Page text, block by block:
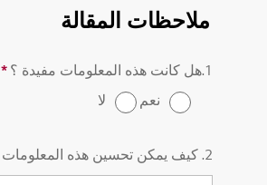
ملاحظات المقالة
1.هل كانت هذه المعلومات مفيدة ؟ *
نعم لا
2. كيف يمكن تحسين هذه المعلومات ؟